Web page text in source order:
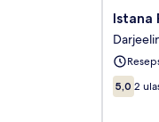
Istana
Resorts
Istana
5.0
dari
5,0 2